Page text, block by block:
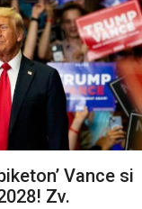
Vance si
Zv.